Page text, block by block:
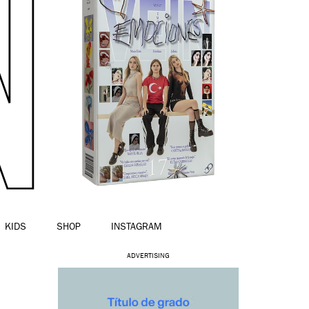
KIDS SHOP INSTAGRAM
ADVERTISING